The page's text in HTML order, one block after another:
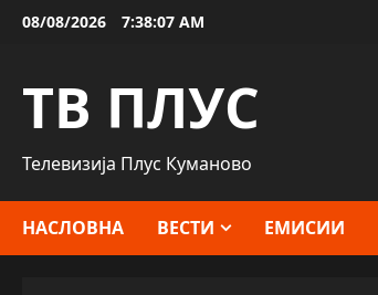
Skip08/08/2026 7:38:08 AM
ТВ ПЛУС
Телевизија Плус Куманово
НАСЛОВНА ВЕСТИ ЕМИСИИ